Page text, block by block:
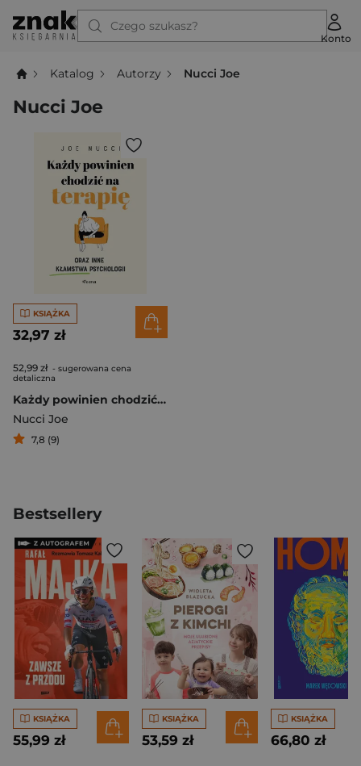
Czego szukasz?
Konto
Katalog Autorzy Nucci Joe
Nucci Joe
KSIĄŻKA
32,97 zł
52,99 zł - sugerowana cena
detaliczna
Każdy powinien chodzić na terapię oraz inne kłamstwa psychologii
Nucci Joe
7,8 (9)
Bestsellery
KSIĄŻKA
55,99 zł
KSIĄŻKA
53,59 zł
KSIĄŻKA
66,80 zł